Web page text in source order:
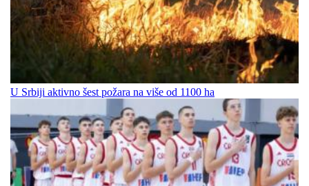
U Srbiji aktivno šest požara na više od 1100 ha